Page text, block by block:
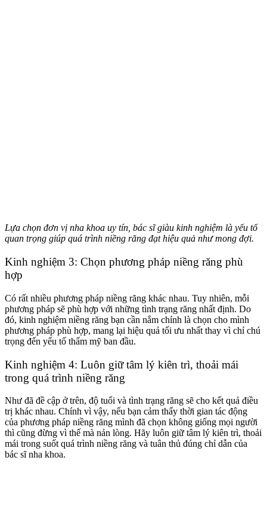
Lựa chọn đơn vị nha khoa uy tín, bác sĩ giàu kinh nghiệm là yếu tố
quan trọng giúp quá trình niềng răng đạt hiệu quả như mong đợi.
Kinh nghiệm 3: Chọn phương pháp niềng răng phù
hợp
Có rất nhiều phương pháp niềng răng khác nhau. Tuy nhiên, mỗi
phương pháp sẽ phù hợp với những tình trạng răng nhất định. Do
đó, kinh nghiệm niềng răng bạn cần nắm chính là chọn cho mình
phương pháp phù hợp, mang lại hiệu quả tối ưu nhất thay vì chỉ chú
trọng đến yếu tố thẩm mỹ ban đầu.
Kinh nghiệm 4: Luôn giữ tâm lý kiên trì, thoải mái
trong quá trình niềng răng
Như đã đề cập ở trên, độ tuổi và tình trạng răng sẽ cho kết quả điều
trị khác nhau. Chính vì vậy, nếu bạn cảm thấy thời gian tác động
của phương pháp niềng răng mình đã chọn không giống mọi người
thì cũng đừng vì thế mà nản lòng. Hãy luôn giữ tâm lý kiên trì, thoải
mái trong suốt quá trình niềng răng và tuân thủ đúng chỉ dẫn của
bác sĩ nha khoa.